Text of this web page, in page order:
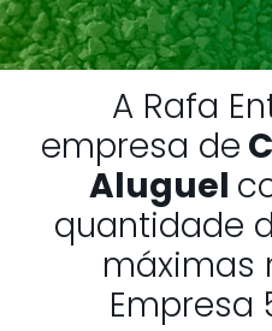
A Rafa
empresa de
Aluguel
quantidade
máximas
Empresa